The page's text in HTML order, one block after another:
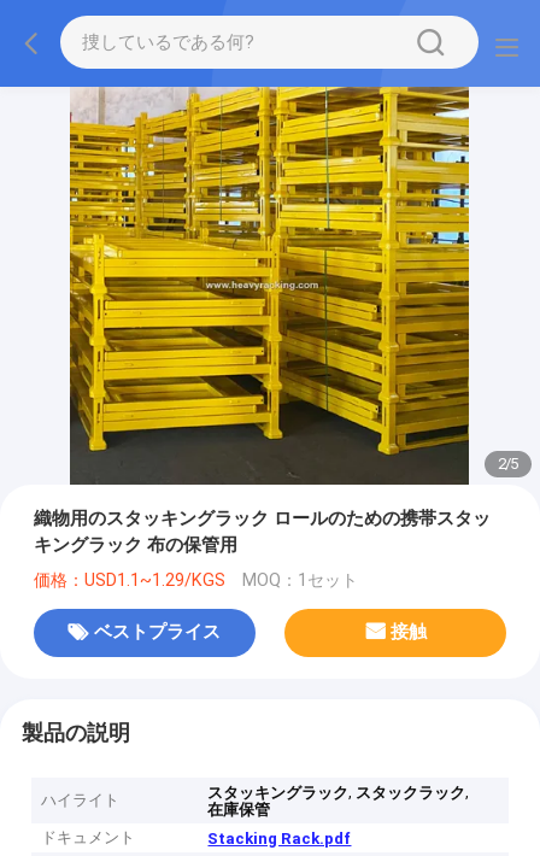
2/5
織物用のスタッキングラック ロールのための携帯スタッ
キングラック 布の保管用
価格：USD1.1~1.29/KGS MOQ：1セット
ベストプライス 接触
製品の説明
ハイライト スタッキングラック, スタックラック,
在庫保管
ドキュメント
Stacking Rack.pdf